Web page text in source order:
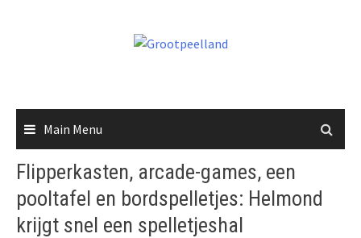
Main Menu
Flipperkasten, arcade-games, een
pooltafel en bordspelletjes: Helmond
krijgt snel een spelletjeshal